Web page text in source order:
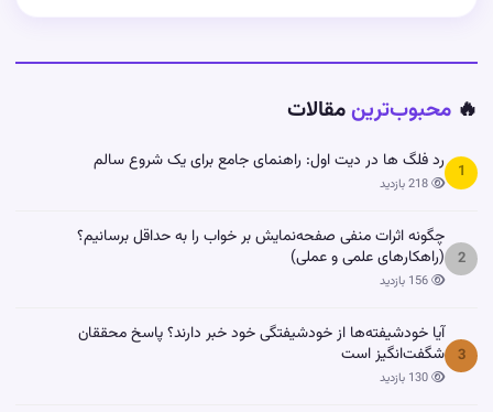
🔥 محبوب‌ترینمقالات
1 رد فلگ ها در دیت اول: راهنمای جامع برای یک شروع سالم
2
چگونه اثرات منفی صفحه‌نمایش بر خواب را به حداقل برسانیم؟
(راهکارهای علمی و عملی)
3
آیا خودشیفته‌ها از خودشیفتگی خود خبر دارند؟ پاسخ محققان
شگفت‌انگیز است